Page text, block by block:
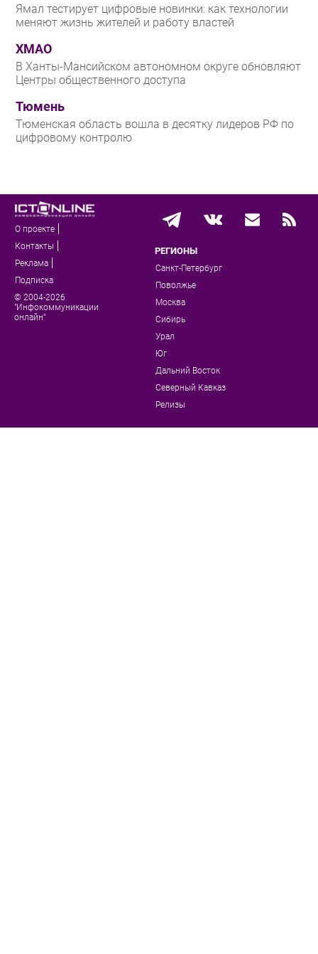
Ямал тестирует цифровые новинки: как технологии
меняют жизнь жителей и работу властей
ХМАО
В Ханты-Мансийском автономном округе обновляют
Центры общественного доступа
Тюмень
Тюменская область вошла в десятку лидеров РФ по
цифровому контролю
О проекте
Контакты
Реклама
Подписка
© 2004-2026
"Инфокоммуникации
онлайн"
РЕГИОНЫ
Санкт-Петербург
Поволжье
Москва
Сибирь
Урал
Юг
Дальний Восток
Северный Кавказ
Релизы